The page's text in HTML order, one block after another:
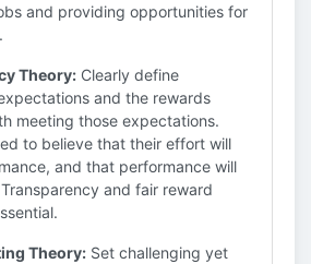
and providing opportunities for
Theory: Clearly define
and the rewards
meeting those expectations.
to believe that their effort will
and that performance will
and fair reward
Theory: Set challenging yet